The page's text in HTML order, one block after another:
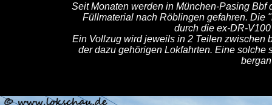
Seit Monaten werden in München-Pasing Bbf
Füllmaterial nach Röblingen gefahren. Die
durch die ex-DR-
Ein Vollzug wird jeweils in 2 Teilen zwischen
der dazu gehörigen Lokfahrten. Eine solche